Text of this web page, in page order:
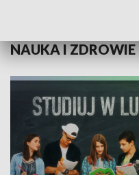
NAUKA I ZDROWIE